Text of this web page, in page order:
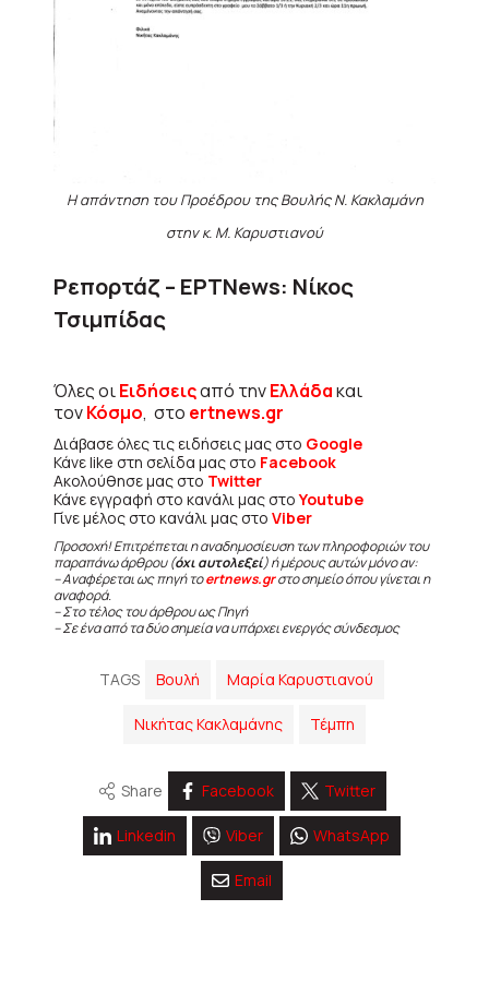
Η απάντηση του Προέδρου της Βουλής Ν. Κακλαμάνη
στην κ. Μ. Καρυστιανού
Ρεπορτάζ – ΕΡΤNews: Νίκος
Τσιμπίδας
Όλες οιΕιδήσειςαπό τηνΕλλάδακαι
τονΚόσμο, στο ertnews.gr
Διάβασε όλες τις ειδήσεις μας στο Google
Κάνε like στη σελίδα μας στο Facebook
Ακολούθησε μας στο Twitter
Κάνε εγγραφή στο κανάλι μας στοYoutube
Γίνε μέλος στο κανάλι μας στο Viber
Προσοχή! Επιτρέπεται η αναδημοσίευση των πληροφοριών του
παραπάνω άρθρου (όχι αυτολεξεί) ή μέρους αυτών μόνο αν:
– Αναφέρεται ως πηγή τοertnews.grστο σημείο όπου γίνεται η
αναφορά.
– Στο τέλος του άρθρου ως Πηγή
– Σε ένα από τα δύο σημεία να υπάρχει ενεργός σύνδεσμος
TAGS Βουλή Μαρία Καρυστιανού
Νικήτας Κακλαμάνης Τέμπη
Share Facebook Twitter
Linkedin Viber WhatsApp
Email